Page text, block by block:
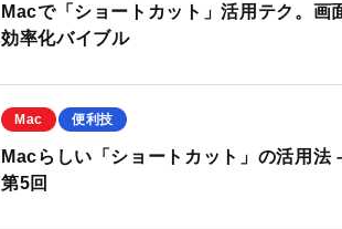
Macで「ショートカット」活用テク。
効率化バイブル
Mac 便利技
Macらしい「ショートカット」の活用法
第5回